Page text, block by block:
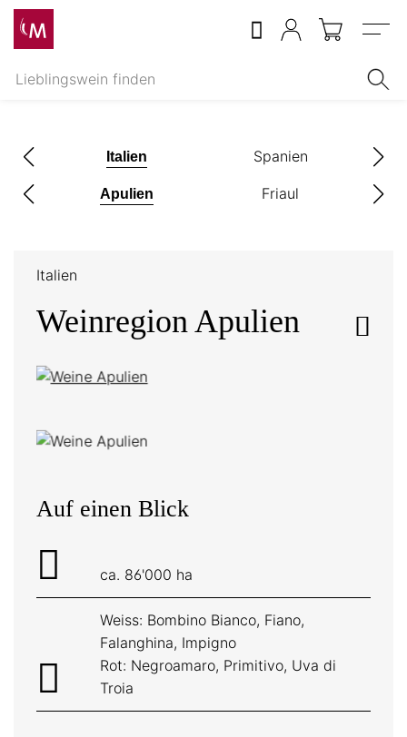
Menu
Italien Spanien
Apulien Friaul
Italien
Weinregion Apulien
Auf einen Blick
ca. 86'000 ha
Weiss: Bombino Bianco, Fiano,
Falanghina, Impigno
Rot: Negroamaro, Primitivo, Uva di
Troia